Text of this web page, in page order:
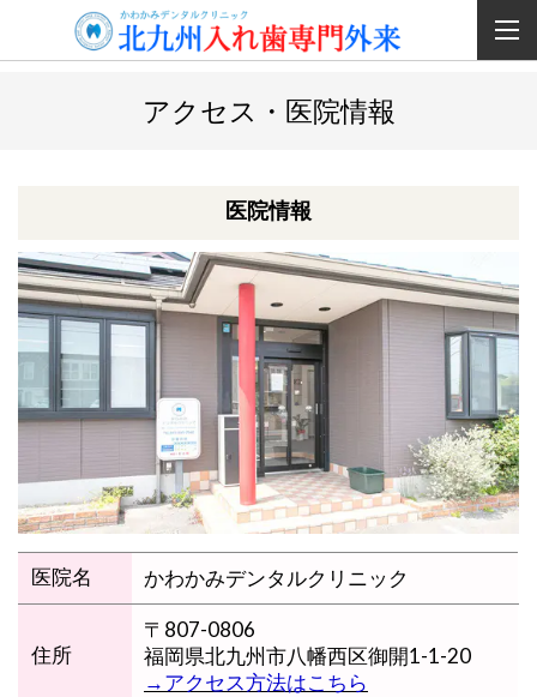
アクセス・医院情報
医院情報
医院名 かわかみデンタルクリニック
住所
〒807-0806
福岡県北九州市八幡西区御開1-1-20
→アクセス方法はこちら